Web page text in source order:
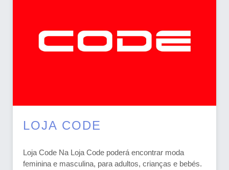
LOJA CODE
Loja Code Na Loja Code poderá encontrar moda
feminina e masculina, para adultos, crianças e bebés.